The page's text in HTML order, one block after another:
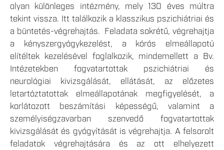
olyan különleges intézmény, mely 130 éves múltra
tekint vissza. Itt találkozik a klasszikus pszichiátriai és
a büntetés-végrehajtás. Feladata sokrétű, végrehajtja
a kényszergyógykezelést, a kórós elmeállapotú
elítéltek kezelésével foglalkozik, mindemellett a Bv.
Intézetekben fogvatartottak pszichiátriai és
neurológiai kivizsgálását, ellátását, az előzetes
letartóztatottak elmeállapotának megfigyelését, a
korlátozott beszámítási képességű, valamint a
személyiségzavarban szenvedő fogvatartottak
kivizsgálását és gyógyítását is végrehajtja. A felsorolt
feladatok végrehajtására és az ott elhelyezett